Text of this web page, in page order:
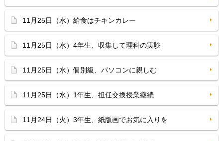
11月25日（水）給食はチキンカレー
11月25日（水）4年生、収集して理科の実験
11月25日（水）個別級、パソコンに親しむ
11月25日（水）1年生、担任交換授業継続
11月24日（火）3年生、紙版画でお気に入りを